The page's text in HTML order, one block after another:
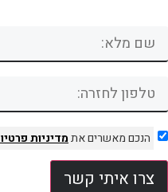
הנכם מאשרים אתמדיניות
צרו איתי קשר